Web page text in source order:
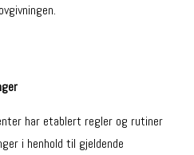
har etablert regler og rutiner
i henhold til gjeldende